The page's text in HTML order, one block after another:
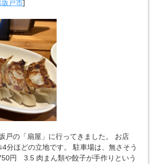
坂戸市]
戸の「扇屋」に行ってきました。 お店
分ほどの立地です。 駐車場は、無さそう
円 3.5 肉まん類や餃子が手作りという